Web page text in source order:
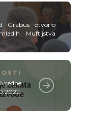
Grabus otvorio
Muftijstva